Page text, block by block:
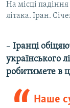
На місці
літака. Іран.
–​ Іранці
українського
робитимете в
Наше